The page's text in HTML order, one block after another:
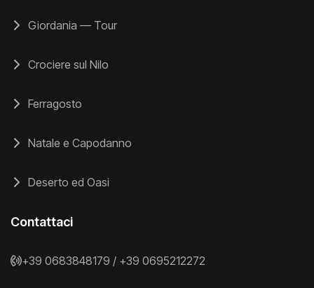
Giordania — Tour
Crociere sul Nilo
Ferragosto
Natale e Capodanno
Deserto ed Oasi
Contattaci
+39 0683848179 / +39 0695212272